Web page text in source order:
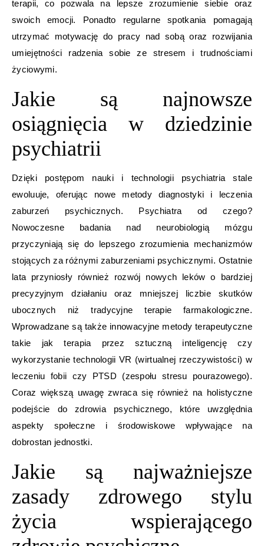
terapii, co pozwala na lepsze zrozumienie siebie oraz
swoich emocji. Ponadto regularne spotkania pomagają
utrzymać motywację do pracy nad sobą oraz rozwijania
umiejętności radzenia sobie ze stresem i trudnościami
życiowymi.
Jakie są najnowsze
osiągnięcia w dziedzinie
psychiatrii
Dzięki postępom nauki i technologii psychiatria stale
ewoluuje, oferując nowe metody diagnostyki i leczenia
zaburzeń psychicznych. Psychiatra od czego?
Nowoczesne badania nad neurobiologią mózgu
przyczyniają się do lepszego zrozumienia mechanizmów
stojących za różnymi zaburzeniami psychicznymi. Ostatnie
lata przyniosły również rozwój nowych leków o bardziej
precyzyjnym działaniu oraz mniejszej liczbie skutków
ubocznych niż tradycyjne terapie farmakologiczne.
Wprowadzane są także innowacyjne metody terapeutyczne
takie jak terapia przez sztuczną inteligencję czy
wykorzystanie technologii VR (wirtualnej rzeczywistości) w
leczeniu fobii czy PTSD (zespołu stresu pourazowego).
Coraz większą uwagę zwraca się również na holistyczne
podejście do zdrowia psychicznego, które uwzględnia
aspekty społeczne i środowiskowe wpływające na
dobrostan jednostki.
Jakie są najważniejsze
zasady zdrowego stylu
życia wspierającego